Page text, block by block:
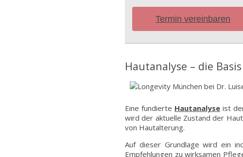
Termin vereinbaren
Hautanalyse – die
Eine fundierte Hautanalyseist
wird der aktuelle Zustand der
von Hautalterung.
Auf dieser Grundlage wird ein
Empfehlungen zu wirksamen